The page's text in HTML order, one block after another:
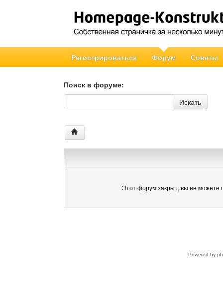
Регистрироваться Форум Советы
Поиск в форуме:
Поиск в форуме
Искать
Этот форум закрыт, вы не можете
Powered by